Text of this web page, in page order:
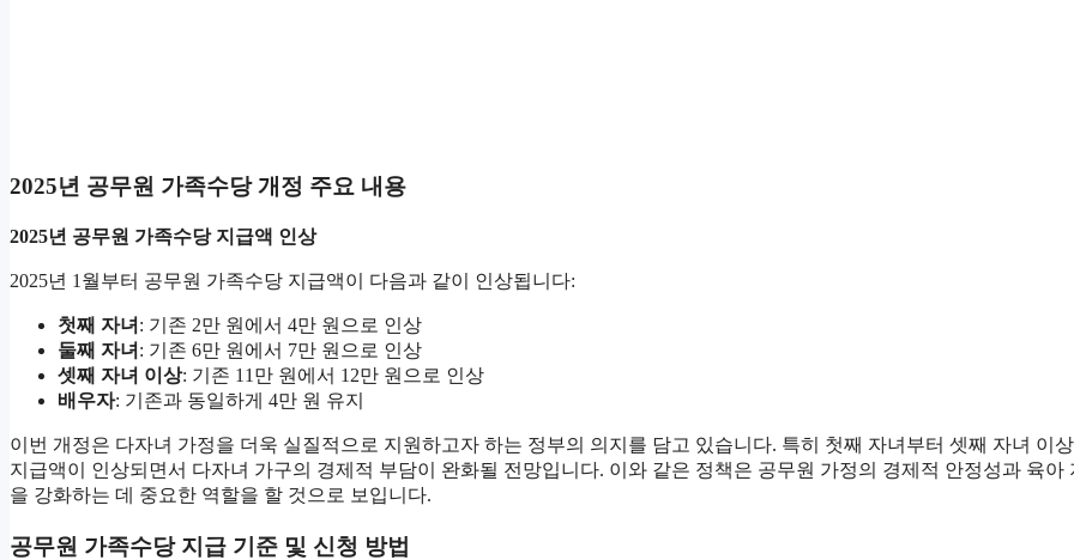
2025년 공무원 가족수당 개정 주요 내용
2025년 공무원 가족수당 지급액 인상
2025년 1월부터 공무원 가족수당 지급액이 다음과 같이 인상됩니다:
첫째 자녀 : 기존 2만 원에서 4만 원으로 인상
둘째 자녀 : 기존 6만 원에서 7만 원으로 인상
셋째 자녀 이상: 기존 11만 원에서 12만 원으로 인상
배우자: 기존과 동일하게 4만 원 유지
이번 개정은 다자녀 가정을 더욱 실질적으로 지원하고자 하는 정부의 의지를 담고 있습니다. 특히 첫째 자녀부터 셋째 자녀 이
지급액이 인상되면서 다자녀 가구의 경제적 부담이 완화될 전망입니다. 이와 같은 정책은 공무원 가정의 경제적 안정성과 육아
을 강화하는 데 중요한 역할을 할 것으로 보입니다.
공무원 가족수당 지급 기준 및 신청 방법